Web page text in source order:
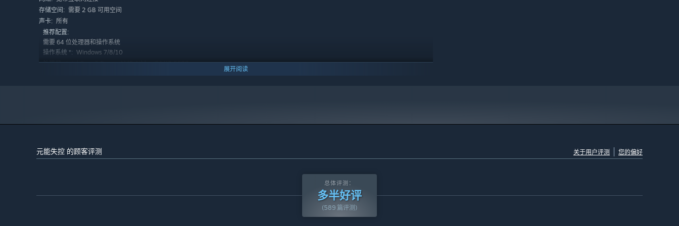
要不是全部队友同时死亡，都是可以互相扶持的往下闯的。
存储空间: 需要 2 GB 可用空间
声卡: 所有
推荐配置:
需要 64 位处理器和操作系统
操作系统 *: Windows 7/8/10
处理器: Intel Core 2 Duo or AMD Athlon 64 X2 5600+
展开阅读
元能失控 的顾客评测 关于用户评测 您的偏好
总体评测：
多半好评
(589 篇评测)